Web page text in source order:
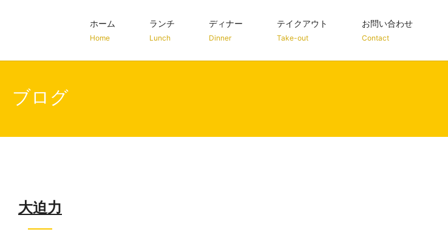
ホーム
Home
ランチ
Lunch
ディナー
Dinner
テイクアウト
Take-out
お問い合わせ
Contact
ブログ
大迫力